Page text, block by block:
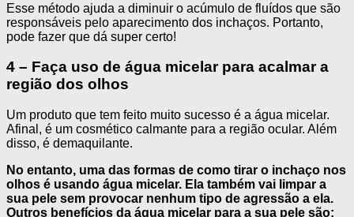
Esse método ajuda a diminuir o acúmulo de fluídos que são
responsáveis pelo aparecimento dos inchaços. Portanto,
pode fazer que dá super certo!
4 – Faça uso de água micelar para acalmar a
região dos olhos
Um produto que tem feito muito sucesso é a água micelar.
Afinal, é um cosmético calmante para a região ocular. Além
disso, é demaquilante.
No entanto, uma das formas de como tirar o inchaço nos
olhos é usando água micelar. Ela também vai limpar a
sua pele sem provocar nenhum tipo de agressão a ela.
Outros benefícios da água micelar para a sua pele são: